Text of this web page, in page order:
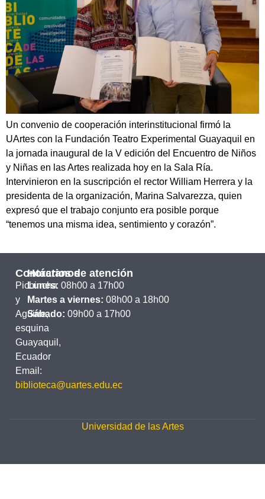
Un convenio de cooperación interinstitucional firmó la
UArtes con la Fundación Teatro Experimental Guayaquil en
la jornada inaugural de la V edición del Encuentro de Niños
y Niñas en las Artes realizada hoy en la Sala Ría.
Intervinieron en la suscripción el rector William Herrera y la
presidenta de la organización, Marina Salvarezza, quien
expresó que el trabajo conjunto era posible porque
“tenemos una misma idea, sentimiento y corazón”.
Contáctanos
Pichincha
y
Aguirre,
esquina
Guayaquil,
Ecuador
Email:
biblioteca@uartes.edu.ec
Horarios de atención
Lunes: 08h00 a 17h00
Martes a viernes: 08h00 a 18h00
Sábado: 09h00 a 17h00
Universidad de las Artes